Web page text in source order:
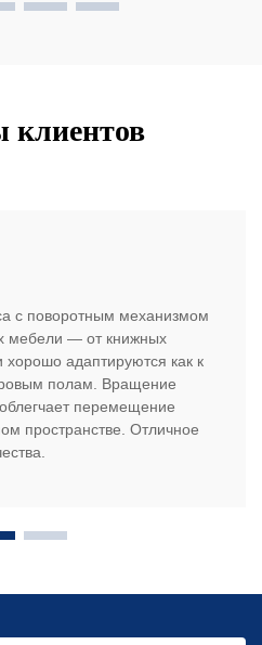
с поворотным механизмом
мебели — от книжных
адаптируются как к
полам. Вращение
перемещение
пространстве. Отличное